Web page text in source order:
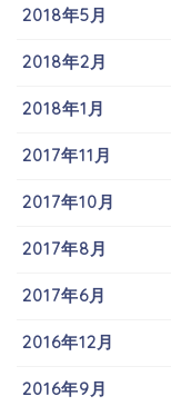
2018年5月
2018年2月
2018年1月
2017年11月
2017年10月
2017年8月
2017年6月
2016年12月
2016年9月